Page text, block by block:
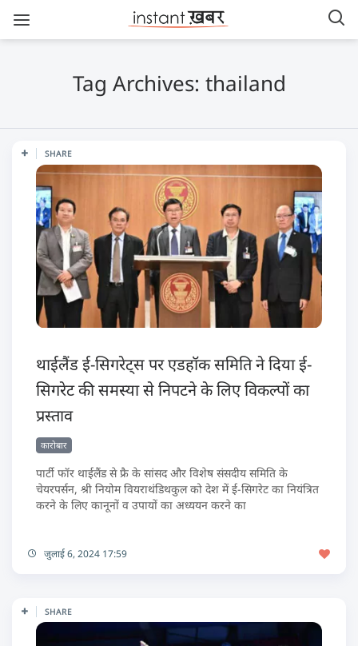
Tag Archives: thailand
SHARE
थाईलैंड ई-सिगरेट्स पर एडहॉक समिति ने दिया ई-
सिगरेट की समस्या से निपटने के लिए विकल्पों का
प्रस्ताव
कारोबार
पार्टी फॉर थाईलैंड से फ्रै के सांसद और विशेष संसदीय समिति के
चेयरपर्सन, श्री नियोम वियराथंडिथकुल को देश में ई-सिगरेट का नियंत्रित
करने के लिए कानूनों व उपायों का अध्ययन करने का
जुलाई 6, 2024 17:59
SHARE